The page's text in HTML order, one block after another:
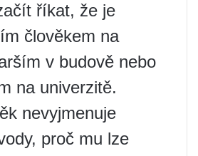
říkat, že je
člověkem na
v budově nebo
na univerzitě.
nevyjmenuje
proč mu lze